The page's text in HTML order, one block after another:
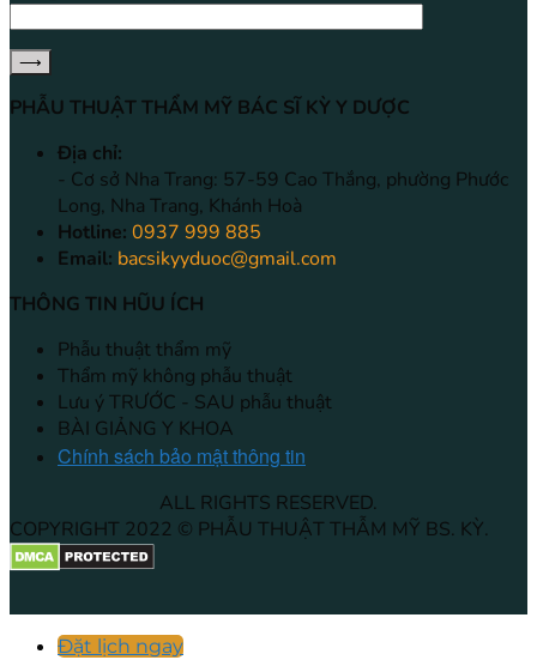
PHẪU THUẬT THẨM MỸ BÁC SĨ KỲ Y DƯỢC
Địa chỉ:
- Cơ sở Nha Trang: 57-59 Cao Thắng, phường Phước
Long, Nha Trang, Khánh Hoà
Hotline: 0937 999 885
Email: bacsikyyduoc@gmail.com
THÔNG TIN HŨU ÍCH
Phẫu thuật thẩm mỹ
Thẩm mỹ không phẫu thuật
Lưu ý TRƯỚC - SAU phẫu thuật
BÀI GIẢNG Y KHOA
Chính sách bảo mật thông tin
ALL RIGHTS RESERVED.
COPYRIGHT 2022 © PHẪU THUẬT THẪM MỸ BS. KỲ.
Đặt lịch ngay